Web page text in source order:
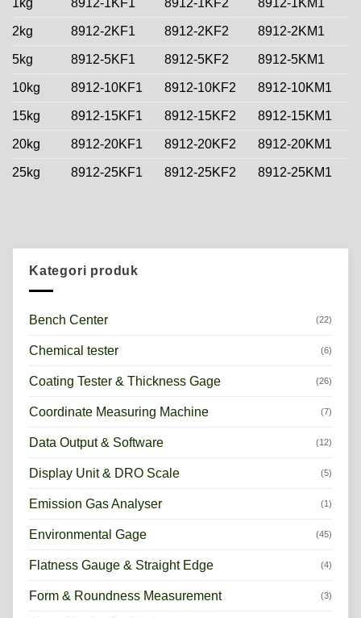
1kg 8912-1KF1 8912-1KF2 8912-1KM1
2kg 8912-2KF1 8912-2KF2 8912-2KM1
5kg 8912-5KF1 8912-5KF2 8912-5KM1
10kg 8912-10KF1 8912-10KF2 8912-10KM1
15kg 8912-15KF1 8912-15KF2 8912-15KM1
20kg 8912-20KF1 8912-20KF2 8912-20KM1
25kg 8912-25KF1 8912-25KF2 8912-25KM1
Kategori produk
Bench Center (22)
Chemical tester (6)
Coating Tester & Thickness Gage (26)
Coordinate Measuring Machine (7)
Data Output & Software (12)
Display Unit & DRO Scale (5)
Emission Gas Analyser (1)
Environmental Gage (45)
Flatness Gauge & Straight Edge (4)
Form & Roundness Measurement (3)